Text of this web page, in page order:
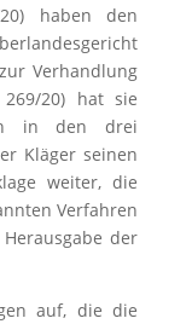
haben den
Verhandlung
20) hat sie
in den drei
Kläger seinen
weiter, die
Verfahren
der
auf, die die